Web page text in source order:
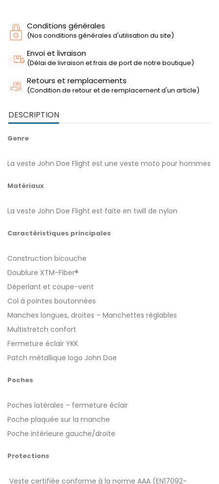
Conditions générales
(Nos conditions générales d'utilisation du site)
Envoi et livraison
(Délai de livraison et frais de port de notre boutique)
Retours et remplacements
(Condition de retour et de remplacement d'un article)
DESCRIPTION
Genre
La veste John Doe Flight est une veste moto pour hommes
Matériaux
La veste John Doe Flight est faite en twill de nylon
Caractéristiques principales
Construction bicouche
Doublure XTM-Fiber®
Déperlant et coupe-vent
Col à pointes boutonnées
Manches longues, droites – Manchettes réglables
Multistretch confort
Fermeture éclair YKK
Patch métallique logo John Doe
Poches
Poches latérales – fermeture éclair
Poche plaquée sur la manche
Poche intérieure gauche/droite
Protections
Veste certifiée conforme à la norme AAA (EN17092-